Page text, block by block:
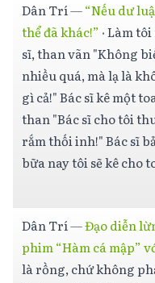
Dân Trí—“Nếu dư
thể đã khác!” ·Làm tôi
sĩ, than vãn "Không
nhiều quá, mà lạ là
gì cả!" Bác sĩ kê một
than "Bác sĩ cho tôi
rắm thối inh!" Bác sĩ
bữa nay tôi sẽ kê cho
Dân Trí—Đạo diễn
phim “Hàm cá mập”
là rồng, chứ không